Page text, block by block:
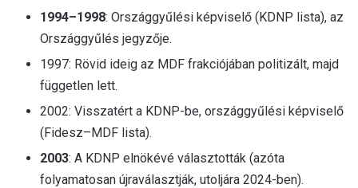
1994–1998: Országgyűlési képviselő (KDNP lista), az
Országgyűlés jegyzője.
1997: Rövid ideig az MDF frakciójában politizált, majd
független lett.
2002: Visszatért a KDNP-be, országgyűlési képviselő
(Fidesz–MDF lista).
2003: A KDNP elnökévé választották (azóta
folyamatosan újraválasztják, utoljára 2024-ben).